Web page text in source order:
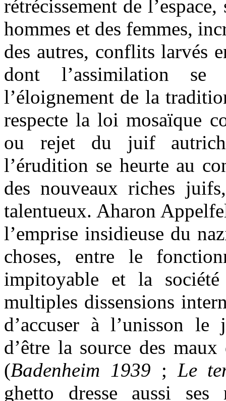
rétrécissement de
hommes et des femmes,
des autres, conflits larvés
dont l’assimilation
l’éloignement de la
respecte la loi mosaïque
ou rejet du juif
l’érudition se heurte au
des nouveaux riches
talentueux. Aharon
l’emprise insidieuse du
choses, entre le
impitoyable et la
multiples dissensions
d’accuser à l’unisson
d’être la source des
(Badenheim 1939 ; Le
ghetto dresse aussi